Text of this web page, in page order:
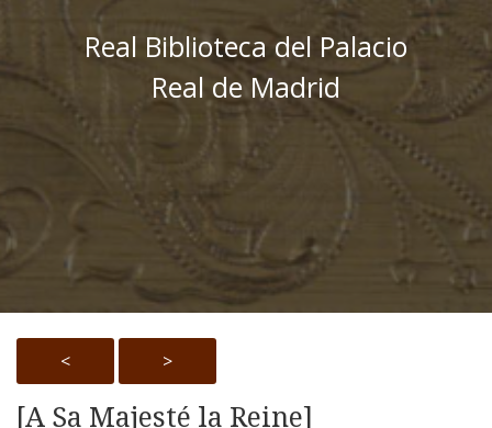
Real Biblioteca del Palacio
Real de Madrid
< >
[A Sa Majesté la Reine]